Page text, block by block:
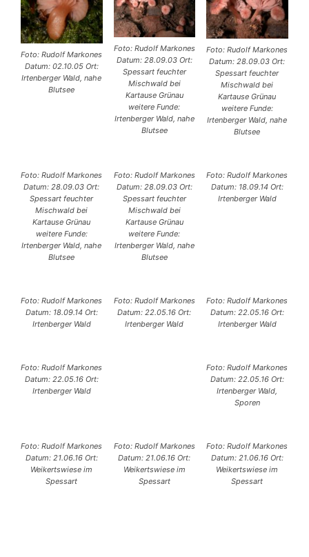
Foto: Rudolf Markones
Datum: 02.10.05 Ort:
Irtenberger Wald, nahe
Blutsee
Foto: Rudolf Markones
Datum: 28.09.03 Ort:
Spessart feuchter
Mischwald bei
Kartause Grünau
weitere Funde:
Irtenberger Wald, nahe
Blutsee
Foto: Rudolf Markones
Datum: 28.09.03 Ort:
Spessart feuchter
Mischwald bei
Kartause Grünau
weitere Funde:
Irtenberger Wald, nahe
Blutsee
Foto: Rudolf Markones
Datum: 28.09.03 Ort:
Spessart feuchter
Mischwald bei
Kartause Grünau
weitere Funde:
Irtenberger Wald, nahe
Blutsee
Foto: Rudolf Markones
Datum: 28.09.03 Ort:
Spessart feuchter
Mischwald bei
Kartause Grünau
weitere Funde:
Irtenberger Wald, nahe
Blutsee
Foto: Rudolf Markones
Datum: 18.09.14 Ort:
Irtenberger Wald
Foto: Rudolf Markones
Datum: 18.09.14 Ort:
Irtenberger Wald
Foto: Rudolf Markones
Datum: 22.05.16 Ort:
Irtenberger Wald
Foto: Rudolf Markones
Datum: 22.05.16 Ort:
Irtenberger Wald
Foto: Rudolf Markones
Datum: 22.05.16 Ort:
Irtenberger Wald
Foto: Rudolf Markones
Datum: 22.05.16 Ort:
Irtenberger Wald,
Sporen
Foto: Rudolf Markones
Datum: 21.06.16 Ort:
Weikertswiese im
Spessart
Foto: Rudolf Markones
Datum: 21.06.16 Ort:
Weikertswiese im
Spessart
Foto: Rudolf Markones
Datum: 21.06.16 Ort:
Weikertswiese im
Spessart